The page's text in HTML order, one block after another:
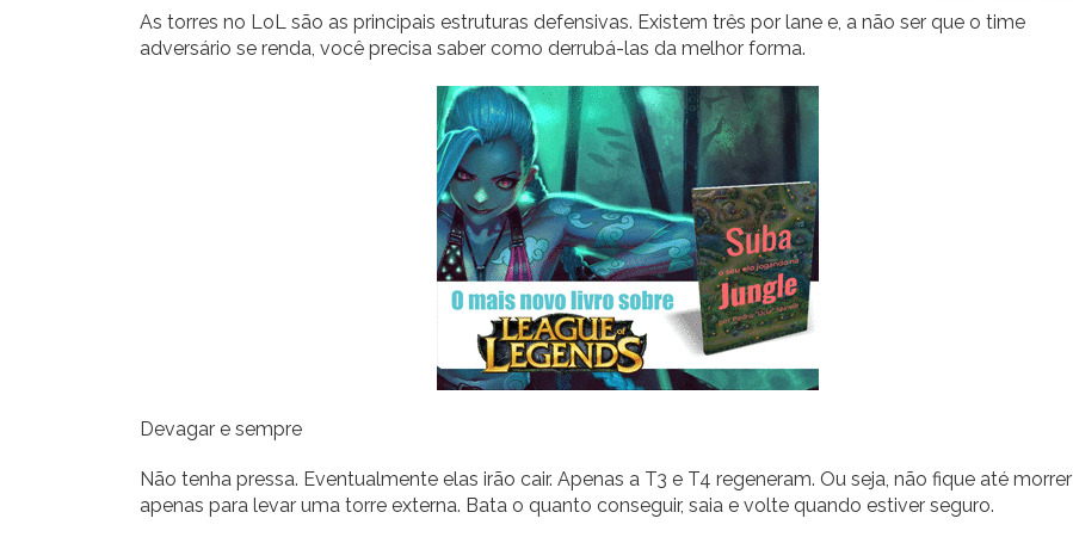
As torres no LoL são as principais estruturas defensivas. Existem três por lane e, a não ser que o time
adversário se renda, você precisa saber como derrubá-las da melhor forma.
Devagar e sempre
Não tenha pressa. Eventualmente elas irão cair. Apenas a T3 e T4 regeneram. Ou seja, não fique até morrer
apenas para levar uma torre externa. Bata o quanto conseguir, saia e volte quando estiver seguro.